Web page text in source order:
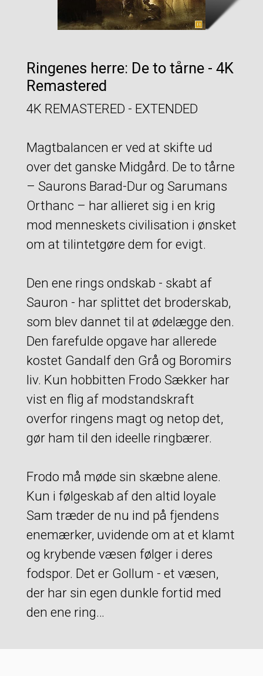
Ringenes herre: De to tårne - 4K
Remastered
4K REMASTERED - EXTENDED
Magtbalancen er ved at skifte ud
over det ganske Midgård. De to tårne
– Saurons Barad-Dur og Sarumans
Orthanc – har allieret sig i en krig
mod menneskets civilisation i ønsket
om at tilintetgøre dem for evigt.
Den ene rings ondskab - skabt af
Sauron - har splittet det broderskab,
som blev dannet til at ødelægge den.
Den farefulde opgave har allerede
kostet Gandalf den Grå og Boromirs
liv. Kun hobbitten Frodo Sækker har
vist en flig af modstandskraft
overfor ringens magt og netop det,
gør ham til den ideelle ringbærer.
Frodo må møde sin skæbne alene.
Kun i følgeskab af den altid loyale
Sam træder de nu ind på fjendens
enemærker, uvidende om at et klamt
og krybende væsen følger i deres
fodspor. Det er Gollum - et væsen,
der har sin egen dunkle fortid med
den ene ring…